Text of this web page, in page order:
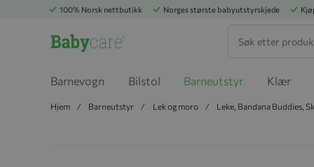
100% Norsk nettbutikk Norges største babyutstyrskjede
Barnevogn Bilstol Barneutstyr Klær
Hjem Barneutstyr Lek og moro Leke, Bandana Buddies,